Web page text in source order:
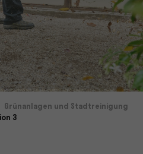
Grünanlagen und Stadtreinigung
3